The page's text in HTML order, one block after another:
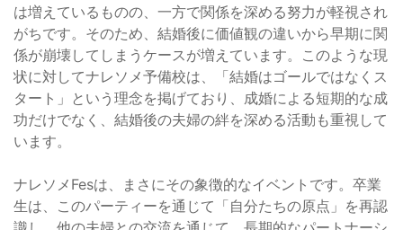
は増えているものの、一方で関係を深める努力が軽視され
がちです。そのため、結婚後に価値観の違いから早期に関
係が崩壊してしまうケースが増えています。このような現
状に対してナレソメ予備校は、「結婚はゴールではなくス
タート」という理念を掲げており、成婚による短期的な成
功だけでなく、結婚後の夫婦の絆を深める活動も重視して
います。
ナレソメFesは、まさにその象徴的なイベントです。卒業
生は、このパーティーを通じて「自分たちの原点」を再認